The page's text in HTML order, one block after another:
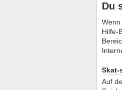
Du
Hilfe-
Skat-
Auf